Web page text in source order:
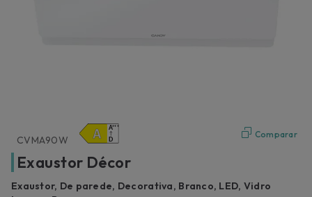
Comparar
CVMA90W
Exaustor Décor
Exaustor, De parede, Decorativa, Branco, LED, Vidro